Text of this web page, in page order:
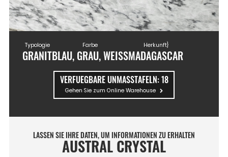
Typologie
GRANIT
Farbe
BLAU, GRAU, WEISS
Herkunft}
MADAGASCAR
VERFUEGBARE UNMASSTAFELN:18
Gehen Sie zum Online Warehouse
LASSEN SIE IHRE DATEN, UM INFORMATIONEN ZU ERHALTEN
AUSTRAL CRYSTAL